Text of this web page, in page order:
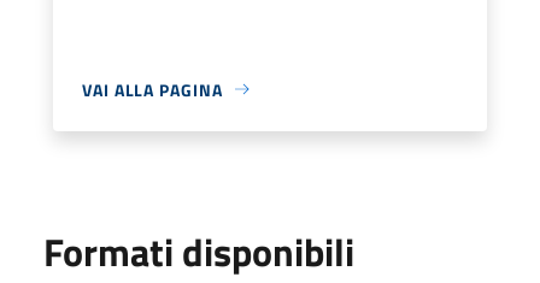
VAI ALLA PAGINA
Formati disponibili